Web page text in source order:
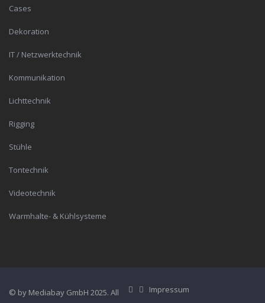
Cases
Dekoration
IT / Netzwerktechnik
Kommunikation
Lichttechnik
Rigging
Stühle
Tontechnik
Videotechnik
Warmhalte- & Kühlsysteme
© by Mediabay GmbH 2025. All
Impressum